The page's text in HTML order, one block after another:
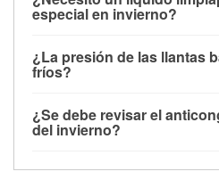
debajo de los 32 °F y puede
su potencia de arranque
arranque.
especial en invierno?
la congelación y ayuda a
derretida en la carretera para
¿La presión de las llantas
fríos?
alrededor de 1 PSI por cada
temperatura. Puedes obtener
¿Se debe revisar el
del invierno?